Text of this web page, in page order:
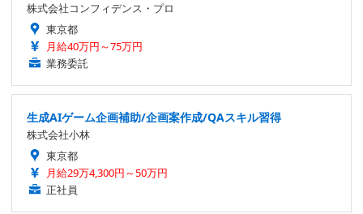
株式会社コンフィデンス・プロ
東京都
月給40万円～75万円
業務委託
生成AIゲーム企画補助/企画案作成/QAスキル習得
株式会社小林
東京都
月給29万4,300円～50万円
正社員